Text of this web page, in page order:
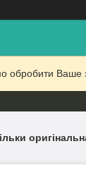
Ваше